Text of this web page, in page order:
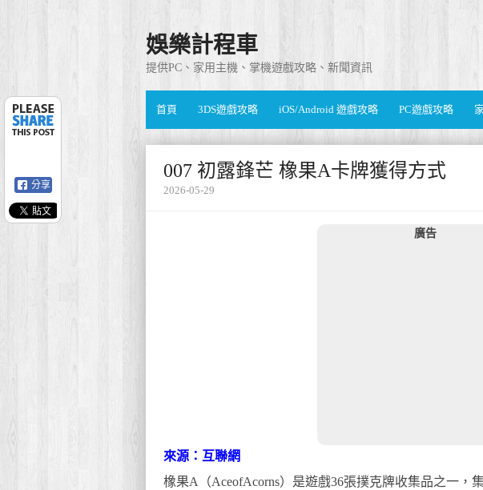
娛樂計程車
提供PC、家用主機、掌機遊戲攻略、新聞資訊
首頁 3DS遊戲攻略 iOS/Android 遊戲攻略 PC遊戲攻略
007 初露鋒芒 橡果A卡牌獲得方式
2026-05-29
廣告
來源：互聯網
橡果A（AceofAcorns）是遊戲36張撲克牌收集品之一，
分享